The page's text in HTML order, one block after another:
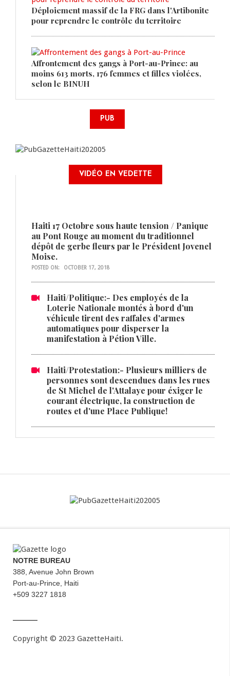
Déploiement massif de la FRG dans l'Artibonite
pour reprendre le contrôle du territoire
Affrontement des gangs à Port-au-Prince: au
moins 613 morts, 176 femmes et filles violées,
selon le BINUH
PUB
VIDÉO EN VEDETTE
Haiti 17 Octobre sous haute tension / Panique
au Pont Rouge au moment du traditionnel
dépôt de gerbe fleurs par le Président Jovenel
Moise.
POSTED ON: OCTOBER 17, 2018
Haiti/Politique:- Des employés de la
Loterie Nationale montés à bord d'un
véhicule tirent des raffales d'armes
automatiques pour disperser la
manifestation à Pétion Ville.
Haiti/Protestation:- Plusieurs milliers de
personnes sont descendues dans les rues
de St Michel de l'Attalaye pour éxiger le
courant électrique, la construction de
routes et d'une Place Publique!
NOTRE BUREAU
388, Avenue John Brown
Port-au-Prince, Haiti
+509 3227 1818
Copyright © 2023 GazetteHaiti.